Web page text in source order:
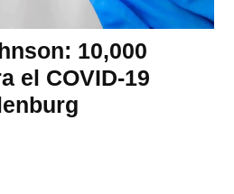
10,000
el COVID-19